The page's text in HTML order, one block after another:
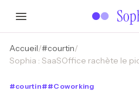
Accueil/#courtin/
#courtin##Coworking